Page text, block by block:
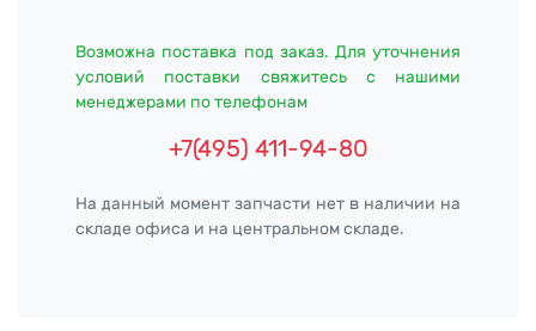
Возможна поставка под заказ. Для уточнения
условий поставки свяжитесь с нашими
менеджерами по телефонам
+7(495) 411-94-80
На данный момент запчасти нет в наличии на
складе офиса и на центральном складе.